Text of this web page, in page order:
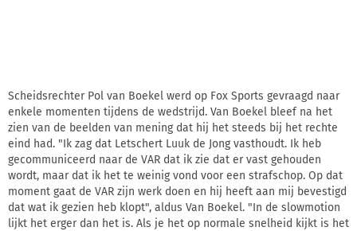
Scheidsrechter Pol van Boekel werd op Fox Sports gevraagd naar
enkele momenten tijdens de wedstrijd. Van Boekel bleef na het
zien van de beelden van mening dat hij het steeds bij het rechte
eind had. "Ik zag dat Letschert Luuk de Jong vasthoudt. Ik heb
gecommuniceerd naar de VAR dat ik zie dat er vast gehouden
wordt, maar dat ik het te weinig vond voor een strafschop. Op dat
moment gaat de VAR zijn werk doen en hij heeft aan mij bevestigd
dat wat ik gezien heb klopt", aldus Van Boekel. "In de slowmotion
lijkt het erger dan het is. Als je het op normale snelheid kijkt is het